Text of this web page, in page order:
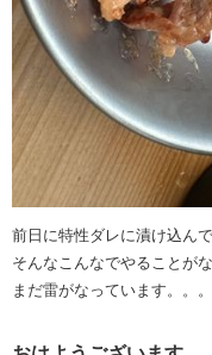
前日に特性ダレに漬け込ん
そんなこんなでやることが
まだ雷がなっています。。。